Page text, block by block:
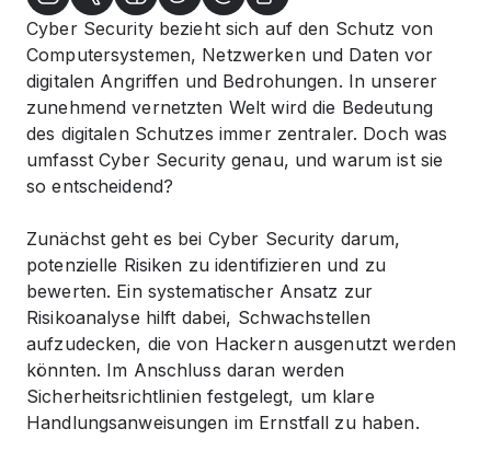
Cyber Security bezieht sich auf den Schutz von
Computersystemen, Netzwerken und Daten vor
digitalen Angriffen und Bedrohungen. In unserer
zunehmend vernetzten Welt wird die Bedeutung
des digitalen Schutzes immer zentraler. Doch was
umfasst Cyber Security genau, und warum ist sie
so entscheidend?
Zunächst geht es bei Cyber Security darum,
potenzielle Risiken zu identifizieren und zu
bewerten. Ein systematischer Ansatz zur
Risikoanalyse hilft dabei, Schwachstellen
aufzudecken, die von Hackern ausgenutzt werden
könnten. Im Anschluss daran werden
Sicherheitsrichtlinien festgelegt, um klare
Handlungsanweisungen im Ernstfall zu haben.